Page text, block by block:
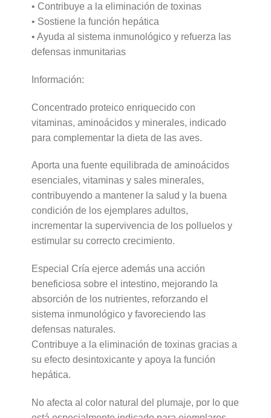
• Contribuye a la eliminación de toxinas
• Sostiene la función hepática
• Ayuda al sistema inmunológico y refuerza las
defensas inmunitarias
Información:
Concentrado proteico enriquecido con
vitaminas, aminoácidos y minerales, indicado
para complementar la dieta de las aves.
Aporta una fuente equilibrada de aminoácidos
esenciales, vitaminas y sales minerales,
contribuyendo a mantener la salud y la buena
condición de los ejemplares adultos,
incrementar la supervivencia de los polluelos y
estimular su correcto crecimiento.
Especial Cría ejerce además una acción
beneficiosa sobre el intestino, mejorando la
absorción de los nutrientes, reforzando el
sistema inmunológico y favoreciendo las
defensas naturales.
Contribuye a la eliminación de toxinas gracias a
su efecto desintoxicante y apoya la función
hepática.
No afecta al color natural del plumaje, por lo que